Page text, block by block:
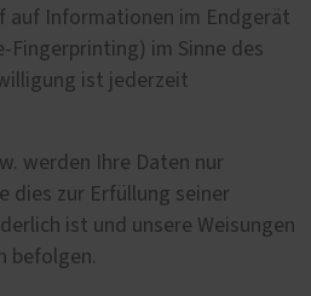
auf Informationen im Endgerät
Fingerprinting) im Sinne des
ist jederzeit
werden Ihre Daten nur
dies zur Erfüllung seiner
ist und unsere Weisungen
befolgen.